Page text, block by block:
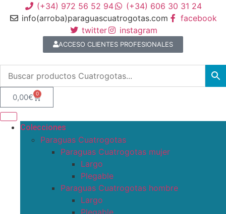
(+34) 972 56 52 94
(+34) 606 30 31 24
info(arroba)paraguascuatrogotas.com
facebook
twitter
instagram
ACCESO CLIENTES PROFESIONALES
0,00€ 0
Colecciones
Paraguas Cuatrogotas
Paraguas Cuatrogotas mujer
Largo
Plegable
Paraguas Cuatrogotas hombre
Largo
Plegable